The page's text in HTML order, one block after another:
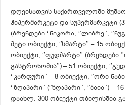
დღეისათვის საქართველოში
ჰიპერმარკეტი და სუპერმარკეტი
(ბრენდები ‘’ნიკორა, ‘’ლიბრე’’,
მეტი ობიექტი, ‘’სმარტი’’ – 15
ობიექტი, ‘’ფუდმარტი’’ (ბრენდები
გასტრონომია’’) – 51 ობიექტი,
‘’კარფური’’ – 8 ობიექტი, ‘’ორი
‘’ზღაპარი’’ (‘’ზღაპარი’’, ‘’ბაია’’)
დაახლ. 300 ობიექტი თბილისშია